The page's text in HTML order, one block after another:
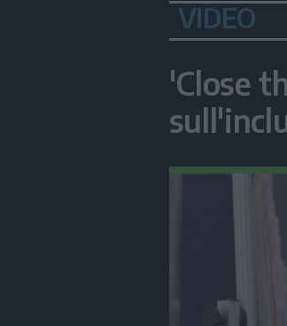
VIDEO
'Close